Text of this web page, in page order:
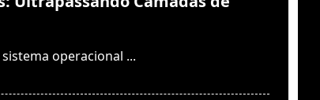
operacional ...